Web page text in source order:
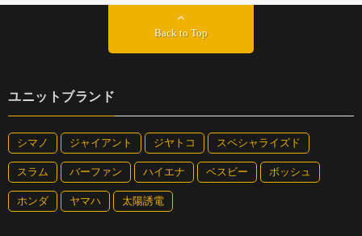
Back to Top
ユニットブランド
シマノ ジャイアント ジヤトコ スペシャライズド
スラム バーファン ハイエナ ベスビー ボッシュ
ホンダ ヤマハ 太陽誘電